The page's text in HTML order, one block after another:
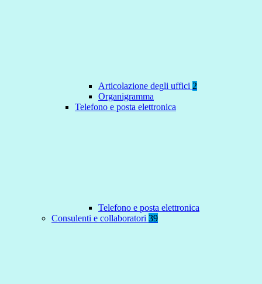
Articolazione degli uffici 2
Organigramma
Telefono e posta elettronica
Telefono e posta elettronica
Consulenti e collaboratori 39